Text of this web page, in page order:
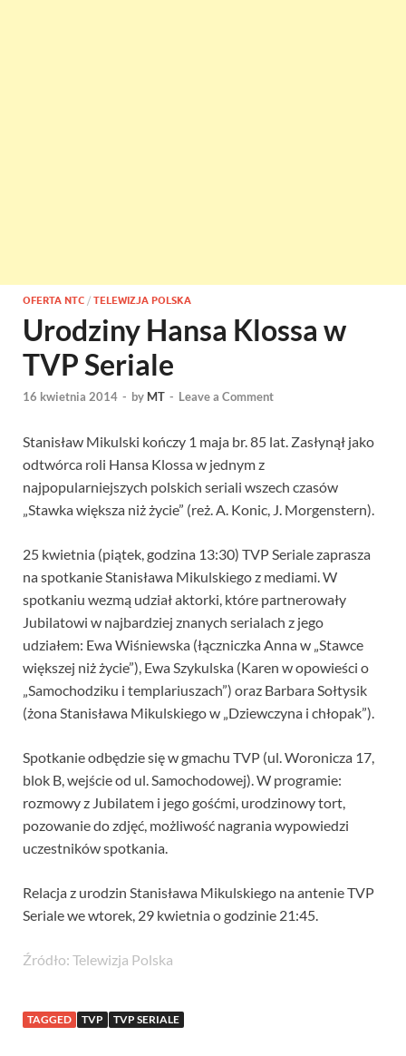
OFERTA NTC / TELEWIZJA POLSKA
Urodziny Hansa Klossa w
TVP Seriale
16 kwietnia 2014 - by MT - Leave a Comment
Stanisław Mikulski kończy 1 maja br. 85 lat. Zasłynął jako
odtwórca roli Hansa Klossa w jednym z
najpopularniejszych polskich seriali wszech czasów
„Stawka większa niż życie” (reż. A. Konic, J. Morgenstern).
25 kwietnia (piątek, godzina 13:30) TVP Seriale zaprasza
na spotkanie Stanisława Mikulskiego z mediami. W
spotkaniu wezmą udział aktorki, które partnerowały
Jubilatowi w najbardziej znanych serialach z jego
udziałem: Ewa Wiśniewska (łączniczka Anna w „Stawce
większej niż życie”), Ewa Szykulska (Karen w opowieści o
„Samochodziku i templariuszach”) oraz Barbara Sołtysik
(żona Stanisława Mikulskiego w „Dziewczyna i chłopak”).
Spotkanie odbędzie się w gmachu TVP (ul. Woronicza 17,
blok B, wejście od ul. Samochodowej). W programie:
rozmowy z Jubilatem i jego gośćmi, urodzinowy tort,
pozowanie do zdjęć, możliwość nagrania wypowiedzi
uczestników spotkania.
Relacja z urodzin Stanisława Mikulskiego na antenie TVP
Seriale we wtorek, 29 kwietnia o godzinie 21:45.
Źródło: Telewizja Polska
TAGGED TVP TVP SERIALE